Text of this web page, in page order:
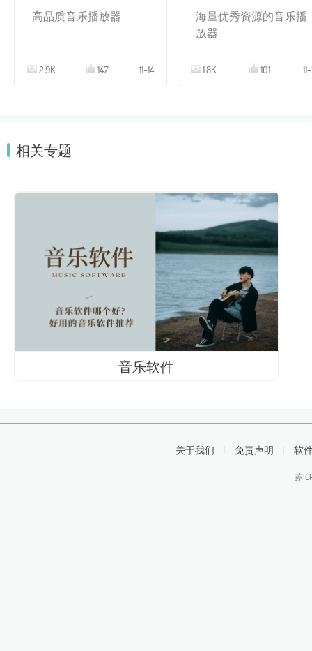
高品质音乐播放器
2.9K 147 11-14
海量优秀资源的音乐播
放器
1.8K 101
相关专题
音乐软件
关于我们 免责声明 软
苏